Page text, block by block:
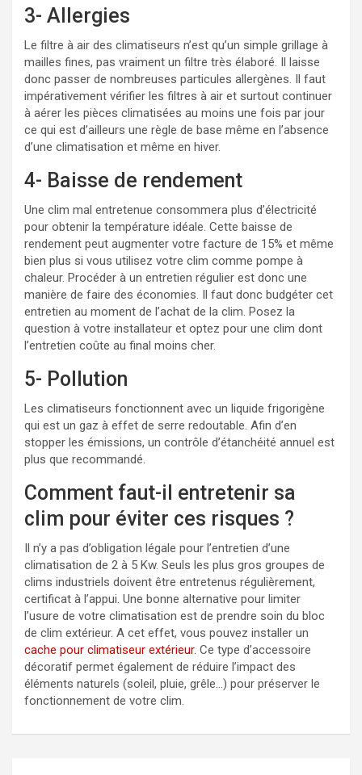
3- Allergies
Le filtre à air des climatiseurs n’est qu’un simple grillage à
mailles fines, pas vraiment un filtre très élaboré. Il laisse
donc passer de nombreuses particules allergènes. Il faut
impérativement vérifier les filtres à air et surtout continuer
à aérer les pièces climatisées au moins une fois par jour
ce qui est d’ailleurs une règle de base même en l’absence
d’une climatisation et même en hiver.
4- Baisse de rendement
Une clim mal entretenue consommera plus d’électricité
pour obtenir la température idéale. Cette baisse de
rendement peut augmenter votre facture de 15% et même
bien plus si vous utilisez votre clim comme pompe à
chaleur. Procéder à un entretien régulier est donc une
manière de faire des économies. Il faut donc budgéter cet
entretien au moment de l’achat de la clim. Posez la
question à votre installateur et optez pour une clim dont
l’entretien coûte au final moins cher.
5- Pollution
Les climatiseurs fonctionnent avec un liquide frigorigène
qui est un gaz à effet de serre redoutable. Afin d’en
stopper les émissions, un contrôle d’étanchéité annuel est
plus que recommandé.
Comment faut-il entretenir sa
clim pour éviter ces risques ?
Il n’y a pas d’obligation légale pour l’entretien d’une
climatisation de 2 à 5 Kw. Seuls les plus gros groupes de
clims industriels doivent être entretenus régulièrement,
certificat à l’appui. Une bonne alternative pour limiter
l’usure de votre climatisation est de prendre soin du bloc
de clim extérieur. A cet effet, vous pouvez installer un
cache pour climatiseur extérieur. Ce type d’accessoire
décoratif permet également de réduire l’impact des
éléments naturels (soleil, pluie, grêle…) pour préserver le
fonctionnement de votre clim.